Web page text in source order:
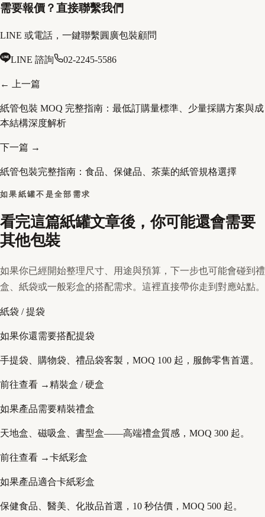
需要報價？直接聯繫我們
LINE 或電話，一鍵聯繫圓廣包裝顧問
LINE 諮詢 02-2245-5586
← 上一篇
紙管包裝 MOQ 完整指南：最低訂購量標準、少量採購方案與成
本結構深度解析
下一篇 →
紙管包裝完整指南：食品、保健品、茶葉的紙管規格選擇
如果紙罐不是全部需求
看完這篇紙罐文章後，你可能還會需要
其他包裝
如果你已經開始整理尺寸、用途與預算，下一步也可能會碰到禮
盒、紙袋或一般彩盒的搭配需求。這裡直接帶你走到對應站點。
紙袋 / 提袋
如果你還需要搭配提袋
手提袋、購物袋、禮品袋客製，MOQ 100 起，服飾零售首選。
前往查看 →精裝盒 / 硬盒
如果產品需要精裝禮盒
天地盒、磁吸盒、書型盒——高端禮盒質感，MOQ 300 起。
前往查看 →卡紙彩盒
如果產品適合卡紙彩盒
保健食品、醫美、化妝品首選，10 秒估價，MOQ 500 起。